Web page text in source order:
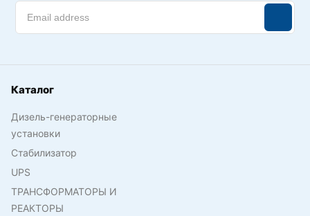
Каталог
Дизель-генераторные
установки
Стабилизатор
UPS
ТРАНСФОРМАТОРЫ И
РЕАКТОРЫ